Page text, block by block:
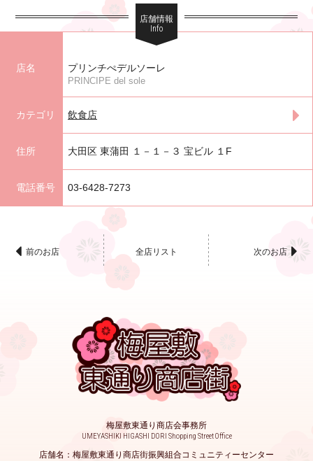
店舗情報
Info
店名 プリンチぺデルソーレ
PRINCIPE del sole
カテゴリ 飲食店
住所 大田区 東蒲田 １－１－３ 宝ビル １F
電話番号 03-6428-7273
前のお店 全店リスト 次のお店
梅屋敷東通り商店会事務所
UMEYASHIKI HIGASHI DORI Shopping Street Office
店舗名：梅屋敷東通り商店街振興組合コミュニティーセンター